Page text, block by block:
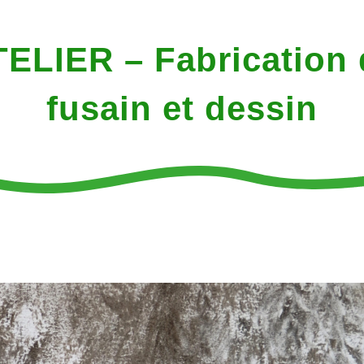
– Fabrication
fusain et dessin